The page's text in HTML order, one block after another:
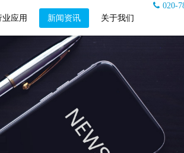
020-
业应用
新闻资讯 关于我们